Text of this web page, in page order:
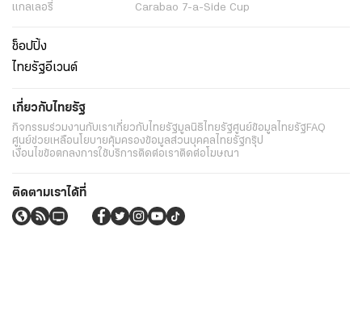
แกลเลอรี่
Carabao 7-a-Side Cup
ช็อปปิ้ง
ไทยรัฐอีเวนต์
เกี่ยวกับไทยรัฐ
กิจกรรมร่วมงานกับเราเกี่ยวกับไทยรัฐมูลนิธิไทยรัฐศูนย์ข้อมูลไทยรัฐFAQ
ศูนย์ช่วยเหลือนโยบายคุ้มครองข้อมูลส่วนบุคคลไทยรัฐกรุ๊ป
เงื่อนไขข้อตกลงการใช้บริการติดต่อเราติดต่อโฆษณา
ติดตามเราได้ที่